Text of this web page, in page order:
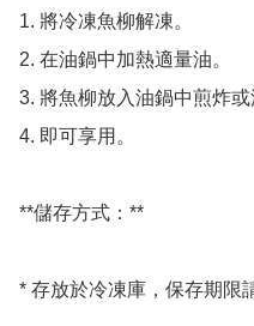
1. 將冷凍魚柳解凍。
2. 在油鍋中加熱適量油。
3. 將魚柳放入油鍋中煎炸或
4. 即可享用。
**儲存方式：**
* 存放於冷凍庫，保存期限